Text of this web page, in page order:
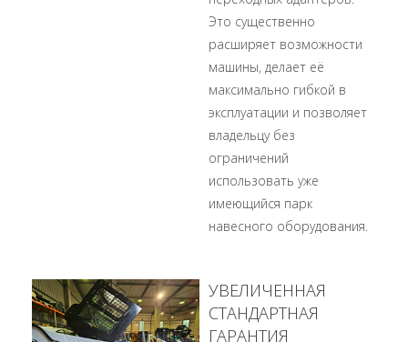
Это существенно
расширяет возможности
машины, делает её
максимально гибкой в
эксплуатации и позволяет
владельцу без
ограничений
использовать уже
имеющийся парк
навесного оборудования.
УВЕЛИЧЕННАЯ
СТАНДАРТНАЯ
ГАРАНТИЯ